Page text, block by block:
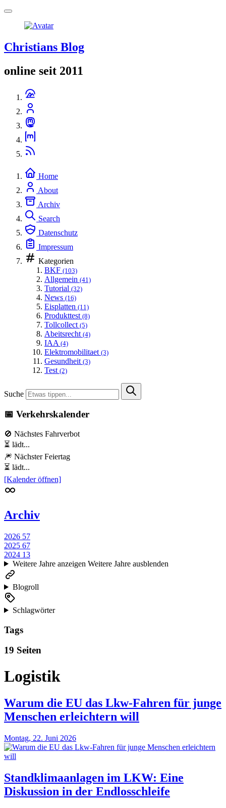
Christians Blog
online seit 2011
Home
About
Archiv
Search
Datenschutz
Impressum
Kategorien
BKF (103)
Allgemein (41)
Tutorial (32)
News (16)
Eisplatten (11)
Produkttest (8)
Tollcollect (5)
Abeitsrecht (4)
IAA (4)
Elektromobilitaet (3)
Gesundheit (3)
Test (2)
Suche
📅 Verkehrskalender
🚫 Nächstes Fahrverbot
⏳ lädt...
🎆 Nächster Feiertag
⏳ lädt...
[Kalender öffnen]
Archiv
2026 57
2025 67
2024 13
Weitere Jahre anzeigen Weitere Jahre ausblenden
Blogroll
Schlagwörter
Tags
19 Seiten
Logistik
Warum die EU das Lkw-Fahren für junge
Menschen erleichtern will
Montag, 22. Juni 2026
Standklimaanlagen im LKW: Eine
Diskussion in der Endlosschleife